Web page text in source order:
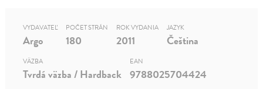
VYDAVATEĽ
Argo
POČET STRÁN
180
ROK VYDANIA
2011
JAZYK
Čeština
VÄZBA
Tvrdá väzba / Hardback
EAN
9788025704424